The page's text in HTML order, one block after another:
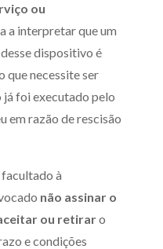
8666
6616
ou
a interpretar que um
dispositivo é
que necessite ser
foi executado pelo
em razão de rescisão
facultado à
não assinar o
ou retiraro
e condições